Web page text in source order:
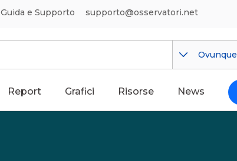
Guida e Supporto supporto@osservatori.net
Ovunque
Report Grafici Risorse News